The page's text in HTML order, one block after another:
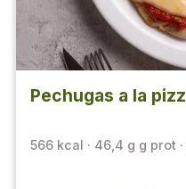
Pechugas a la
566 kcal · 46,4 g g prot